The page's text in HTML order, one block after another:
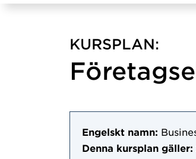
KURSPLAN:
Engelskt namn:
Denna kursplan gäller: